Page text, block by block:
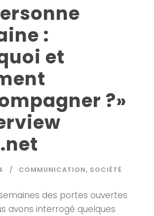
:
et
?»
COMMUNICATION, SOCIÉTÉ
des portes ouvertes
avons interrogé quelques